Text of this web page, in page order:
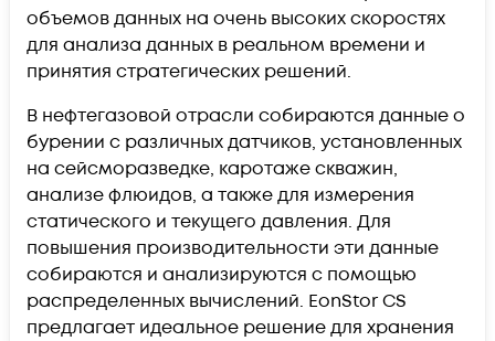
объемов данных на очень высоких скоростях
для анализа данных в реальном времени и
принятия стратегических решений.
В нефтегазовой отрасли собираются данные о
бурении с различных датчиков, установленных
на сейсморазведке, каротаже скважин,
анализе флюидов, а также для измерения
статического и текущего давления. Для
повышения производительности эти данные
собираются и анализируются с помощью
распределенных вычислений. EonStor CS
предлагает идеальное решение для хранения